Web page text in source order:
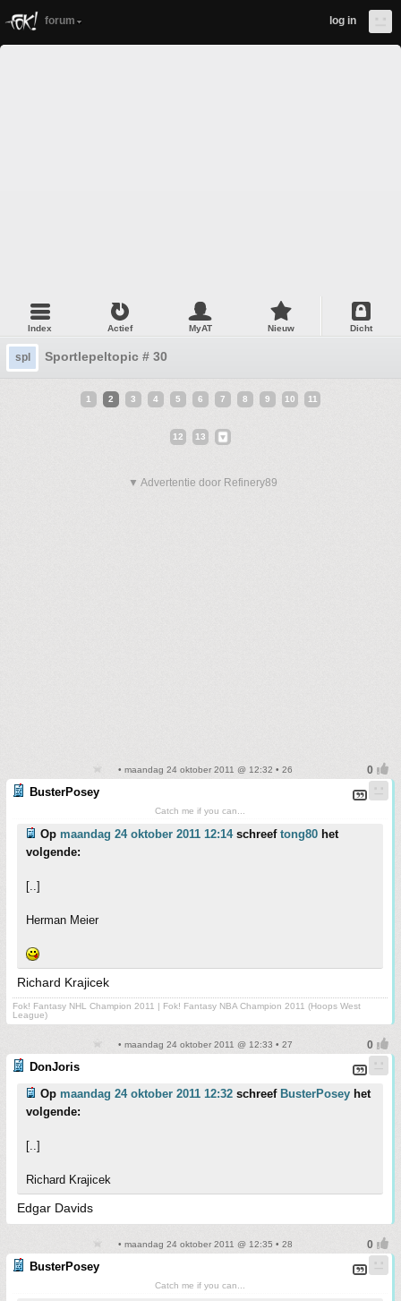
forum log in
Index Actief MyAT Nieuw Dicht
spl Sportlepeltopic # 30
1 2 3 4 5 6 7 8 9 10 11
12 13
▼ Advertentie door Refinery89
• maandag 24 oktober 2011 @ 12:32 • 26
BusterPosey
Catch me if you can...
Op maandag 24 oktober 2011 12:14schreef tong80 het
volgende:
[..]
Herman Meier
Richard Krajicek
Fok! Fantasy NHL Champion 2011 | Fok! Fantasy NBA Champion 2011 (Hoops West
League)
• maandag 24 oktober 2011 @ 12:33 • 27
DonJoris
Op maandag 24 oktober 2011 12:32 schreef BusterPosey het
volgende:
[..]
Richard Krajicek
Edgar Davids
• maandag 24 oktober 2011 @ 12:35 • 28
BusterPosey
Catch me if you can...